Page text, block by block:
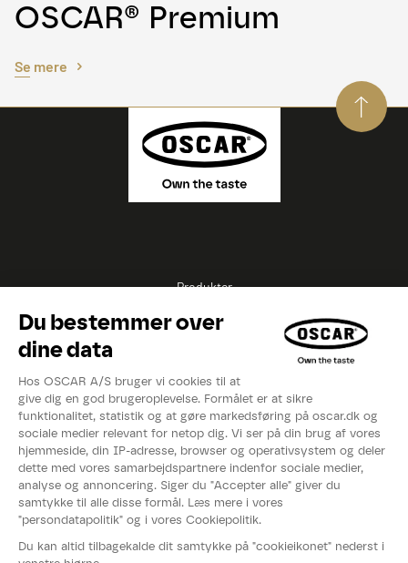
OSCAR® Premium
Se mere
Produkter
Inspirationer
Videoer
Kataloger
Om OSCAR®
Nyheder
Events
Fødevarestyrelsens smiley-rapport
Whistleblowerordning